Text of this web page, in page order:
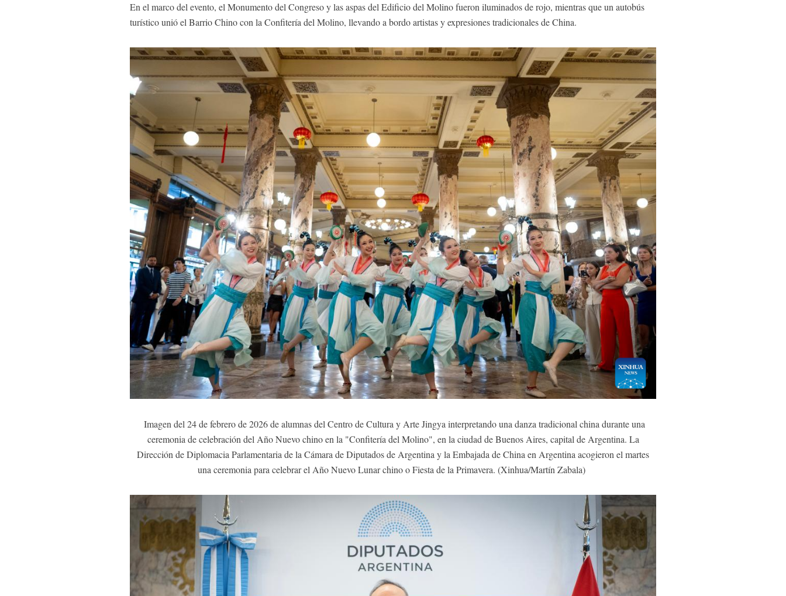
En el marco del evento, el Monumento del Congreso y las aspas del Edificio del Molino fueron iluminados de rojo, mientras que un autobús
turístico unió el Barrio Chino con la Confitería del Molino, llevando a bordo artistas y expresiones tradicionales de China.
Imagen del 24 de febrero de 2026 de alumnas del Centro de Cultura y Arte Jingya interpretando una danza tradicional china durante una
ceremonia de celebración del Año Nuevo chino en la "Confitería del Molino", en la ciudad de Buenos Aires, capital de Argentina. La
Dirección de Diplomacia Parlamentaria de la Cámara de Diputados de Argentina y la Embajada de China en Argentina acogieron el martes
una ceremonia para celebrar el Año Nuevo Lunar chino o Fiesta de la Primavera. (Xinhua/Martín Zabala)